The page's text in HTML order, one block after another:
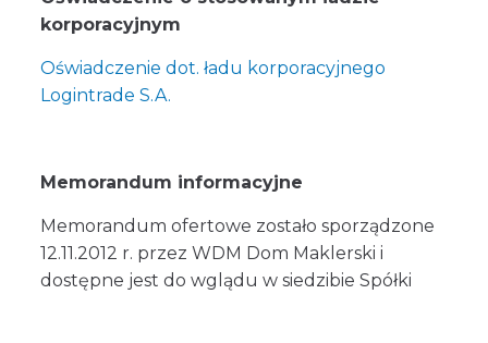
korporacyjnym
Oświadczenie dot. ładu korporacyjnego
Logintrade S.A.
Memorandum informacyjne
Memorandum ofertowe zostało sporządzone
12.11.2012 r. przez WDM Dom Maklerski i
dostępne jest do wglądu w siedzibie Spółki